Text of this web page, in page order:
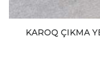
KAROQ ÇIKMA